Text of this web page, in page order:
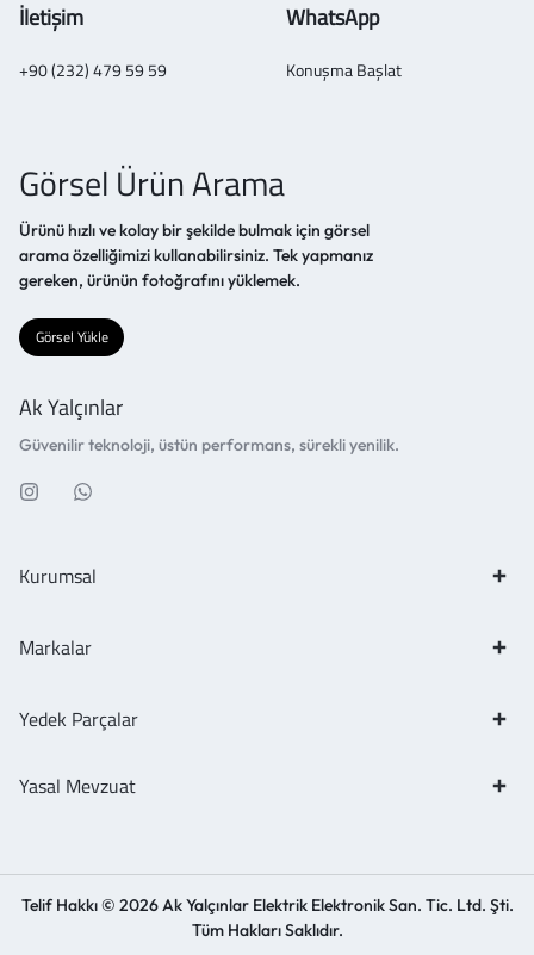
İletişim
+90 (232) 479 59 59
WhatsApp
Konuşma Başlat
Görsel Ürün Arama
Ürünü hızlı ve kolay bir şekilde bulmak için görsel
arama özelliğimizi kullanabilirsiniz. Tek yapmanız
gereken, ürünün fotoğrafını yüklemek.
Görsel Yükle
Ak Yalçınlar
Güvenilir teknoloji, üstün performans, sürekli yenilik.
Kurumsal
Markalar
Yedek Parçalar
Yasal Mevzuat
Telif Hakkı © 2026 Ak Yalçınlar Elektrik Elektronik San. Tic. Ltd. Şti.
Tüm Hakları Saklıdır.